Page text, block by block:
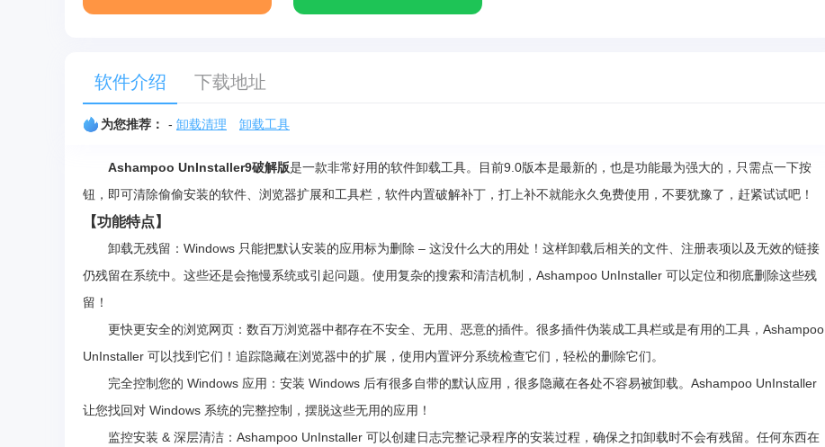
软件介绍 下载地址
为您推荐： - 卸载清理 卸载工具
Ashampoo UnInstaller9破解版是一款非常好用的软件卸载工具。目前9.0版本是最新的，也是功能最为强大的，只需点一下按
钮，即可清除偷偷安装的软件、浏览器扩展和工具栏，软件内置破解补丁，打上补不就能永久免费使用，不要犹豫了，赶紧试试吧！
【功能特点】
卸载无残留：Windows 只能把默认安装的应用标为删除 – 这没什么大的用处！这样卸载后相关的文件、注册表项以及无效的链接
仍残留在系统中。这些还是会拖慢系统或引起问题。使用复杂的搜索和清洁机制，Ashampoo UnInstaller 可以定位和彻底删除这些残
留！
更快更安全的浏览网页：数百万浏览器中都存在不安全、无用、恶意的插件。很多插件伪装成工具栏或是有用的工具，Ashampoo
UnInstaller 可以找到它们！追踪隐藏在浏览器中的扩展，使用内置评分系统检查它们，轻松的删除它们。
完全控制您的 Windows 应用：安装 Windows 后有很多自带的默认应用，很多隐藏在各处不容易被卸载。Ashampoo UnInstaller
让您找回对 Windows 系统的完整控制，摆脱这些无用的应用！
监控安装 & 深层清洁：Ashampoo UnInstaller 可以创建日志完整记录程序的安装过程，确保之扣卸载时不会有残留。任何东西在